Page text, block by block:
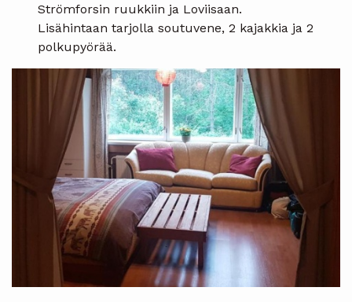
Strömforsin ruukkiin ja Loviisaan.
Lisähintaan tarjolla soutuvene, 2 kajakkia ja 2
polkupyörää.